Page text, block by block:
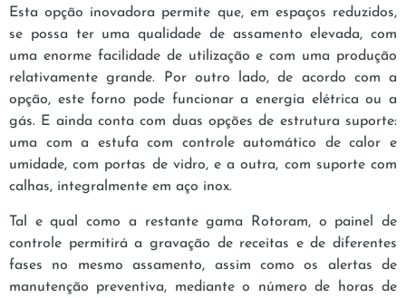
Esta opção inovadora permite que, em espaços reduzidos,
se possa ter uma qualidade de assamento elevada, com
uma enorme facilidade de utilização e com uma produção
relativamente grande. Por outro lado, de acordo com a
opção, este forno pode funcionar a energia elétrica ou a
gás. E ainda conta com duas opções de estrutura suporte:
uma com a estufa com controle automático de calor e
umidade, com portas de vidro, e a outra, com suporte com
calhas, integralmente em aço inox.
Tal e qual como a restante gama Rotoram, o painel de
controle permitirá a gravação de receitas e de diferentes
fases no mesmo assamento, assim como os alertas de
manutenção preventiva, mediante o número de horas de